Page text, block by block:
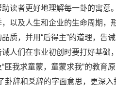
读者更好地理解每一卦的寓意。
以及人生和企业的生命周期，
质，并用“后得主”的道理，告
人们在事业初创时要打好基础
我求童蒙，童蒙求我”的教育原
辞和爻辞的字面意思，更深